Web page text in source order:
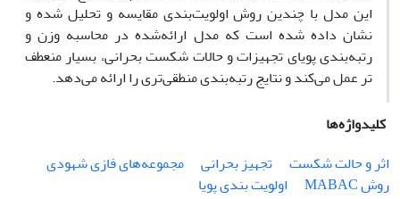
این مدل با چندین روش اولویت‌بندی مقایسه و تحلیل شده و
نشان داده شده است که مدل ارائه‌شده در محاسبه وزن و
رتبه‌بندی پویای تجهیزات و حالات شکست بحرانی، بسیار منعطف
تر عمل می‌کند و نتایج رتبه‌بندی منطقی‌تری را ارائه می‌دهد.
کلیدواژه‌ها
اثر و حالت شکست
تجهیز بحرانی
مجموعه‌های فازی شهودی
روش MABAC
اولویت بندی پویا